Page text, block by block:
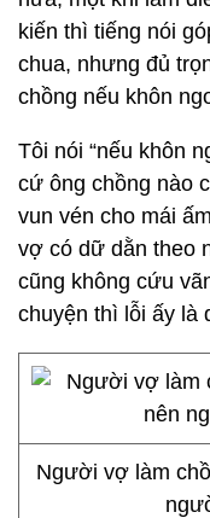
kiến thì tiếng nói
chua, nhưng đủ
chồng nếu khôn
Tôi nói “nếu khôn
cứ ông chồng nào
vun vén cho mái
vợ có dữ dằn theo
cũng không cứu
chuyện thì lỗi ấy là
Người vợ làm